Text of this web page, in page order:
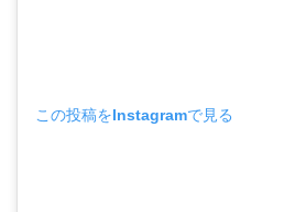
この投稿をInstagramで見る